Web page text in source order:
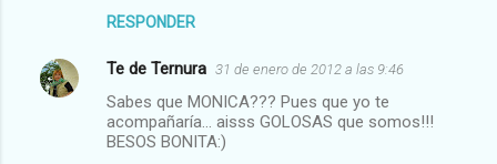
RESPONDER
Te de Ternura 31 de enero de 2012 a las 9:46
Sabes que MONICA??? Pues que yo te
acompañaría... aisss GOLOSAS que somos!!!
BESOS BONITA:)